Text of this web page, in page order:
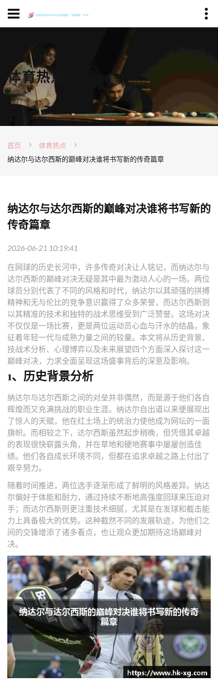
体育热点
首页
体育热点
纳达尔与达尔西斯的巅峰对决谁将书写新的传奇篇章
纳达尔与达尔西斯的巅峰对决谁将书写新的
传奇篇章
2026-06-21 10:19:41
在网球的历史长河中，许多传奇对决让人铭记，而纳达尔与
达尔西斯的巅峰对决无疑是其中最为激动人心的一场。两位
球员分别代表了不同的风格和时代，纳达尔以其顽强的拼搏
精神和无与伦比的竞争意识赢得了众多荣誉，而达尔西斯则
以其精准的技术和独特的战术思维受到广泛赞誉。这场对决
不仅仅是一场比赛，更是两位运动员心血与汗水的结晶，象
征着年轻一代与成熟力量之间的较量。本文将从历史背景、
技战术分析、心理博弈以及未来展望四个方面深入探讨这一
巅峰对决，力求全面呈现这场盛事背后的深意及影响。
1、历史背景分析
纳达尔与达尔西斯之间的对垒并非偶然，而是源于他们各自
辉煌而又充满挑战的职业生涯。纳达尔自出道以来便展现出
了惊人的天赋，他在红土场上的统治力使他成为网坛的一面
旗帜。而相较之下，达尔西斯虽然起步稍晚，但凭借其卓越
的表现很快崭露头角，并在草地和硬地赛事中屡屡创造佳
绩。他们各自成长环境不同，但都在追求卓越之路上付出了
艰辛努力。
随着时间推进，两位选手逐渐形成了鲜明的风格差异。纳达
尔偏好于体能和耐力，通过持续不断地高强度回球来压迫对
手；而达尔西斯则更注重技术细腻，尤其是在发球和截击能
力上具备极大的优势。这种截然不同的发展轨迹，为他们之
间的交锋增添了诸多看点，也让观众更加期待这场巅峰对
决。